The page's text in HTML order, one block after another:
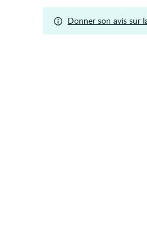
Donner son avis sur